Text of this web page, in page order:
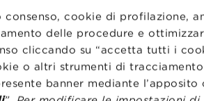
cookie di profilazione,
delle procedure e
cliccando su “accetta tutti i
o altri strumenti di
banner mediante l’apposito